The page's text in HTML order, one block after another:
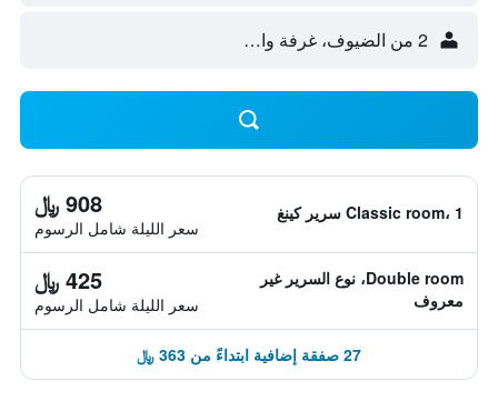
2 من الضيوف، غرفة واحدة
Classic room، 1 سرير كينغ 908 ﷼
سعر الليلة شامل الرسوم
Double room، نوع السرير غير
معروف
425 ﷼
سعر الليلة شامل الرسوم
27 صفقة إضافية ابتداءً من 363 ﷼